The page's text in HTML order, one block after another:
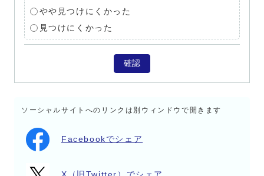
やや見つけにくかった
見つけにくかった
確認
ソーシャルサイトへのリンクは別ウィンドウで開きます
Facebookでシェア